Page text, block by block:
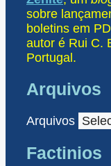
sobre
boletins em
autor é Rui C.
Portugal.
Arquivos
Arquivos
Factinios